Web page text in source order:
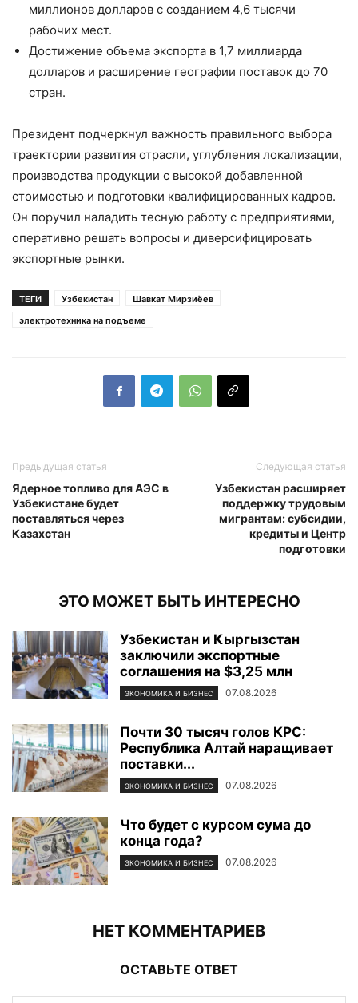
миллионов долларов с созданием 4,6 тысячи
рабочих мест.
Достижение объема экспорта в 1,7 миллиарда
долларов и расширение географии поставок до 70
стран.
Президент подчеркнул важность правильного выбора
траектории развития отрасли, углубления локализации,
производства продукции с высокой добавленной
стоимостью и подготовки квалифицированных кадров.
Он поручил наладить тесную работу с предприятиями,
оперативно решать вопросы и диверсифицировать
экспортные рынки.
ТЕГИ Узбекистан
Шавкат Мирзиёев
электротехника на подъеме
Предыдущая статья
Ядерное топливо для АЭС в
Узбекистане будет
поставляться через
Казахстан
Следующая статья
Узбекистан расширяет
поддержку трудовым
мигрантам: субсидии,
кредиты и Центр
подготовки
ЭТО МОЖЕТ БЫТЬ ИНТЕРЕСНО
Узбекистан и Кыргызстан
заключили экспортные
соглашения на $3,25 млн
ЭКОНОМИКА И БИЗНЕС 07.08.2026
Почти 30 тысяч голов КРС:
Республика Алтай наращивает
поставки...
ЭКОНОМИКА И БИЗНЕС 07.08.2026
Что будет с курсом сума до
конца года?
ЭКОНОМИКА И БИЗНЕС 07.08.2026
НЕТ КОММЕНТАРИЕВ
ОСТАВЬТЕ ОТВЕТ